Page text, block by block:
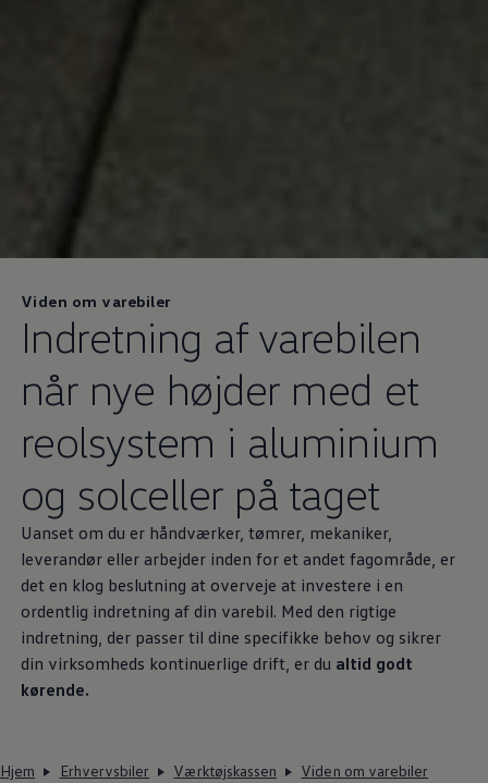
Viden om varebiler
Indretning af varebilen
når nye højder med et
reolsystem i aluminium
og solceller på taget
Uanset om du er håndværker, tømrer, mekaniker,
leverandør eller arbejder inden for et andet fagområde, er
det en klog beslutning at overveje at investere i en
ordentlig indretning af din varebil. Med den rigtige
indretning, der passer til dine specifikke behov og sikrer
din virksomheds kontinuerlige drift, er du altid godt
kørende.
Hjem Erhvervsbiler Værktøjskassen
Viden om varebiler